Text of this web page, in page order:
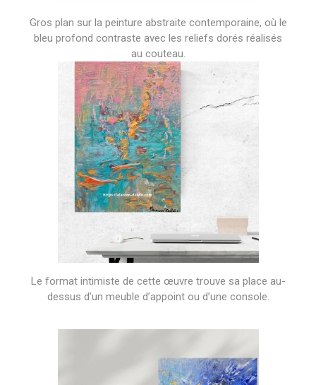
Gros plan sur la peinture abstraite contemporaine, où le
bleu profond contraste avec les reliefs dorés réalisés
au couteau.
Le format intimiste de cette œuvre trouve sa place au-
dessus d’un meuble d’appoint ou d’une console.